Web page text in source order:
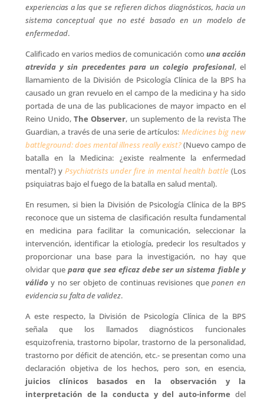
experiencias a las que se refieren dichos diagnósticos, hacia un
sistema conceptual que no esté basado en un modelo de
enfermedad.
Calificado en varios medios de comunicación comouna acción
atrevida y sin precedentes para un colegio profesional, el
llamamiento de la División de Psicología Clínica de la BPS ha
causado un gran revuelo en el campo de la medicina y ha sido
portada de una de las publicaciones de mayor impacto en el
Reino Unido,The Observer, un suplemento de la revista The
Guardian, a través de una serie de artículos: Medicines big new
battleground: does mental illness really exist?(Nuevo campo de
batalla en la Medicina: ¿existe realmente la enfermedad
mental?) y Psychiatrists under fire in mental health battle(Los
psiquiatras bajo el fuego de la batalla en salud mental).
En resumen, si bien la División de Psicología Clínica de la BPS
reconoce que un sistema de clasificación resulta fundamental
en medicina para facilitar la comunicación, seleccionar la
intervención, identificar la etiología, predecir los resultados y
proporcionar una base para la investigación, no hay que
olvidar quepara que sea eficaz debe ser un sistema fiable y
válidoy no ser objeto de continuas revisiones queponen en
evidencia su falta de validez.
A este respecto, la División de Psicología Clínica de la BPS
señala que los llamados diagnósticos funcionales
esquizofrenia, trastorno bipolar, trastorno de la personalidad,
trastorno por déficit de atención, etc.- se presentan como una
declaración objetiva de los hechos, pero son, en esencia,
juicios clínicos basados en la observación y la
interpretación de la conducta y del auto-informe del